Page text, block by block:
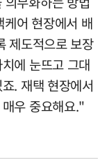
어 현장에서 배
제도적으로 보장
에 눈뜨고 그대
. 재택 현장에서
우 중요해요."